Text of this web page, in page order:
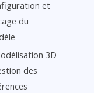
et
du
3D
des